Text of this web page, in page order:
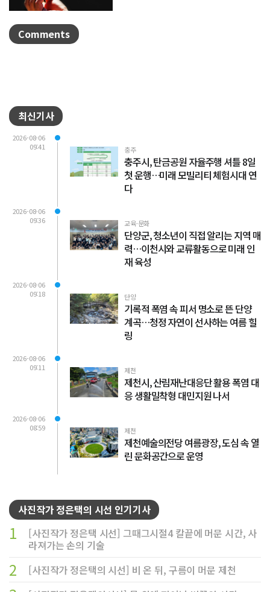
Comments
최신기사
2026-08-06
09:41
충주
충주시, 탄금공원 자율주행 셔틀 8일
첫 운행…미래 모빌리티 체험시대 연
다
2026-08-06
09:36
교육·문화
단양군, 청소년이 직접 알리는 지역 매
력…이천시와 교류활동으로 미래 인
재 육성
2026-08-06
09:18
단양
기록적 폭염 속 피서 명소로 뜬 단양
계곡…청정 자연이 선사하는 여름 힐
링
2026-08-06
09:11
제천
제천시, 산림재난대응단 활용 폭염 대
응 생활밀착형 대민지원 나서
2026-08-06
08:59
제천
제천예술의전당 여름광장, 도심 속 열
린 문화공간으로 운영
사진작가 정은택의 시선 인기기사
1
[사진작가 정은택 시선] 그때그시절4 칼끝에 머문 시간, 사
라져가는 손의 기술
2 [사진작가 정은택의 시선] 비 온 뒤, 구름이 머문 제천